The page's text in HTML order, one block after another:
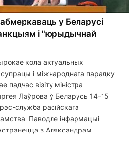
у Беларусі
і "юрыдычнай
кола актуальных
і міжнароднага парадку
падчас візіту міністра
Лаўрова ў Беларусь 14–15
служба расійскага
Паводле інфармацыі
з Аляксандрам